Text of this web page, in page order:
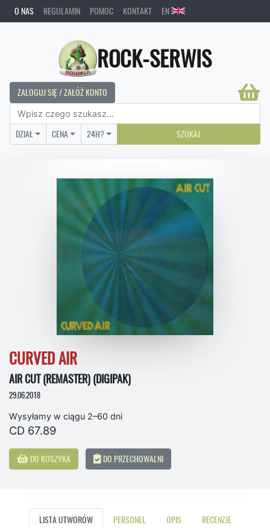
O NAS REGULAMIN POMOC KONTAKT EN
ROCK-SERWIS
ZALOGUJ SIĘ / ZAŁÓŻ KONTO
DZIAŁ CENA 24H? SZUKAJ
CURVED AIR
AIR CUT (REMASTER) (DIGIPAK)
29.06.2018
Wysyłamy w ciągu 2–60 dni
CD 67.89
DO KOSZYKA DO PRZECHOWALNI
LISTA UTWORÓW PERSONEL OPIS RECENZJE